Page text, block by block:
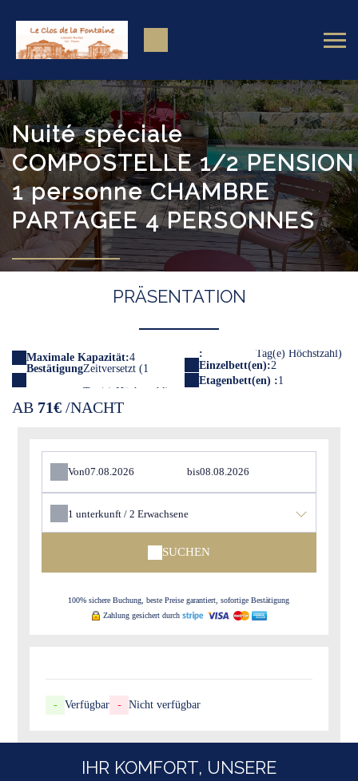
Nuité spéciale
COMPOSTELLE 1/2 PENSION
1 personne CHAMBRE
PARTAGEE 4 PERSONNES
PRÄSENTATION
Maximale Kapazität:4
Bestätigung
:
Zeitversetzt (1
Tag(e) Höchstzahl)
Einzelbett(en):2
Etagenbett(en) :1
AB 71€ /NACHT
Von bis
1unterkunft /2Erwachsene
SUCHEN
100% sichere Buchung, beste Preise garantiert, sofortige Bestätigung
Zahlung gesichert durch
- Verfügbar - Nicht verfügbar
IHR KOMFORT, UNSERE